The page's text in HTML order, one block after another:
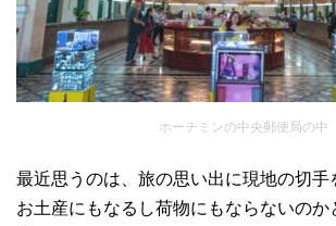
ホーチミンの中央郵便局の中
最近思うのは、旅の思い出に現地の切手
お土産にもなるし荷物にもならないのか